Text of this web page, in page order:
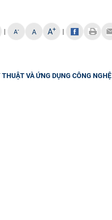
| A- A A+ |
VÀ ỨNG DỤNG CÔNG NGHỆ